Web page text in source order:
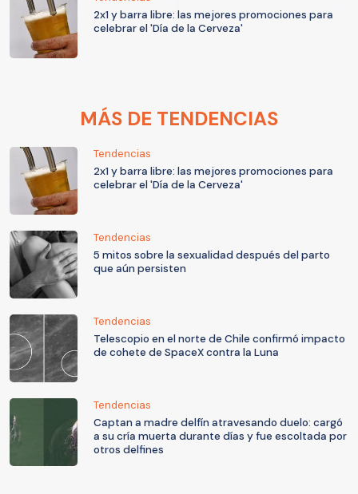
2x1 y barra libre: las mejores promociones para
celebrar el 'Día de la Cerveza'
MÁS DE TENDENCIAS
Tendencias
2x1 y barra libre: las mejores promociones para
celebrar el 'Día de la Cerveza'
Tendencias
5 mitos sobre la sexualidad después del parto
que aún persisten
Tendencias
Telescopio en el norte de Chile confirmó impacto
de cohete de SpaceX contra la Luna
Tendencias
Captan a madre delfín atravesando duelo: cargó
a su cría muerta durante días y fue escoltada por
otros delfines